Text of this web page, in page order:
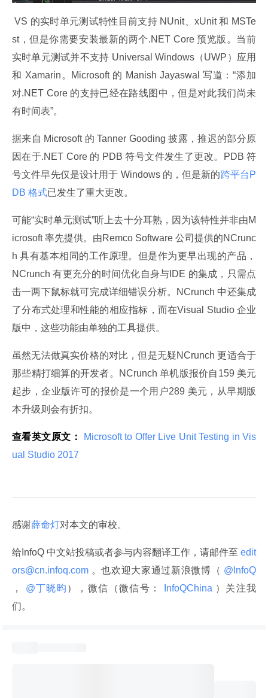
VS 的实时单元测试特性目前支持 NUnit、xUnit 和 MSTe
st，但是你需要安装最新的两个.NET Core 预览版。当前
实时单元测试并不支持 Universal Windows（UWP）应用
和 Xamarin。Microsoft 的 Manish Jayaswal 写道：“添加
对.NET Core 的支持已经在路线图中，但是对此我们尚未
有时间表”。
据来自 Microsoft 的 Tanner Gooding 披露，推迟的部分原
因在于.NET Core 的 PDB 符号文件发生了更改。PDB 符
号文件早先仅是设计用于 Windows 的，但是新的跨平台P
DB 格式已发生了重大更改。
可能“实时单元测试”听上去十分耳熟，因为该特性并非由M
icrosoft 率先提供。由Remco Software 公司提供的NCrunc
h 具有基本相同的工作原理。但是作为更早出现的产品，
NCrunch 有更充分的时间优化自身与IDE 的集成，只需点
击一两下鼠标就可完成详细错误分析。NCrunch 中还集成
了分布式处理和性能的相应指标，而在Visual Studio 企业
版中，这些功能由单独的工具提供。
虽然无法做真实价格的对比，但是无疑NCrunch 更适合于
那些精打细算的开发者。NCrunch 单机版报价自159 美元
起步，企业版许可的报价是一个用户289 美元，从早期版
本升级则会有折扣。
查看英文原文：
Microsoft to Offer Live Unit Testing in Vis
ual Studio 2017
感谢薛命灯对本文的审校。
给InfoQ 中文站投稿或者参与内容翻译工作，请邮件至 edit
ors@cn.infoq.com 。也欢迎大家通过新浪微博（
，
@丁晓昀 ），微信（微信号： InfoQChina ）关注我
们。